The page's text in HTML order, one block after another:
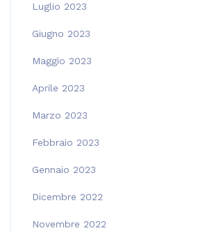
Luglio 2023
Giugno 2023
Maggio 2023
Aprile 2023
Marzo 2023
Febbraio 2023
Gennaio 2023
Dicembre 2022
Novembre 2022